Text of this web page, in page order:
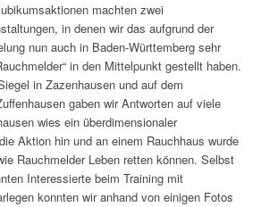
machten zwei
in denen wir das aufgrund der
nun auch in Baden-Württemberg sehr
in den Mittelpunkt gestellt haben.
in Zazenhausen und auf dem
gaben wir Antworten auf viele
wies ein überdimensionaler
Aktion hin und an einem Rauchhaus wurde
Rauchmelder Leben retten können. Selbst
Interessierte beim Training mit
konnten wir anhand von einigen Fotos